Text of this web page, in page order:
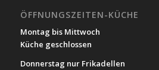
ÖFFNUNGSZEITEN-KÜCHE
Montag bis Mittwoch
Küche geschlossen
Donnerstag nur Frikadellen